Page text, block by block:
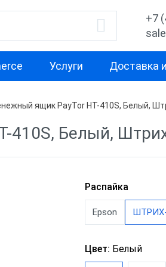
+7
Услуги Доставка
ящики АТОЛ
ящики
Подключение
Механические
Электронные
ящик PayTor HT-410S, Белый,
410S, Белый,
Распайка
Epson
Цвет: Белый